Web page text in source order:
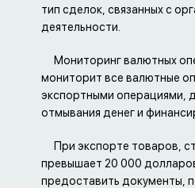
тип сделок, связанных с
деятельности.
Мониторинг валютных
мониторит все валютные
экспортными операциями,
отмывания денег и
При экспорте товаров,
превышает 20 000
предоставить документы,